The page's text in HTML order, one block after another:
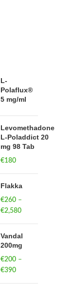
L-
Polaflux®
5 mg/ml
Levomethadone
L-Poladdict 20
mg 98 Tab
€180
Flakka
€260 –
€2,580
€260
through
Vandal
200mg
€200 –
€390